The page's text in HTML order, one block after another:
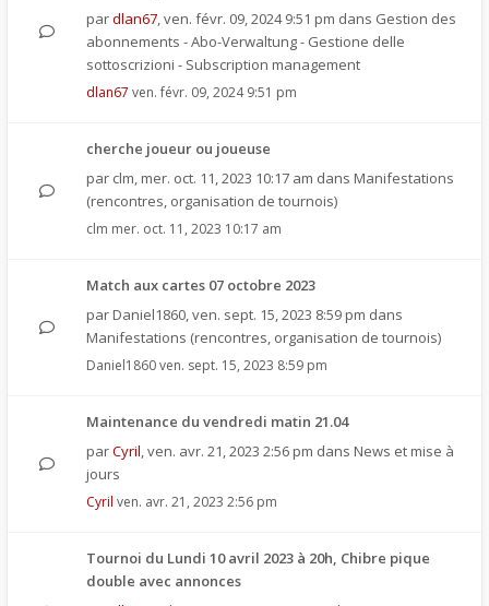
pardlan67,ven. févr. 09, 2024 9:51 pm dans Gestion des
abonnements - Abo-Verwaltung - Gestione delle
sottoscrizioni - Subscription management
dlan67 ven. févr. 09, 2024 9:51 pm
cherche joueur ou joueuse
par clm, mer. oct. 11, 2023 10:17 am dans Manifestations
(rencontres, organisation de tournois)
clm mer. oct. 11, 2023 10:17 am
Match aux cartes 07 octobre 2023
par Daniel1860,ven. sept. 15, 2023 8:59 pm dans
Manifestations (rencontres, organisation de tournois)
Daniel1860ven. sept. 15, 2023 8:59 pm
Maintenance du vendredi matin 21.04
parCyril,ven. avr. 21, 2023 2:56 pm dans News et mise à
jours
Cyril ven. avr. 21, 2023 2:56 pm
Tournoi du Lundi 10 avril 2023 à 20h, Chibre pique
double avec annonces